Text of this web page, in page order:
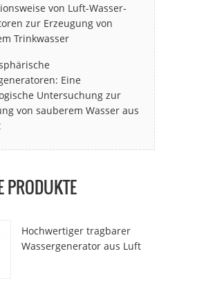
von Luft-Wasser-
zur Erzeugung von
Trinkwasser
Eine
Untersuchung zur
von sauberem Wasser aus
PRODUKTE
Hochwertiger tragbarer
Wassergenerator aus Luft